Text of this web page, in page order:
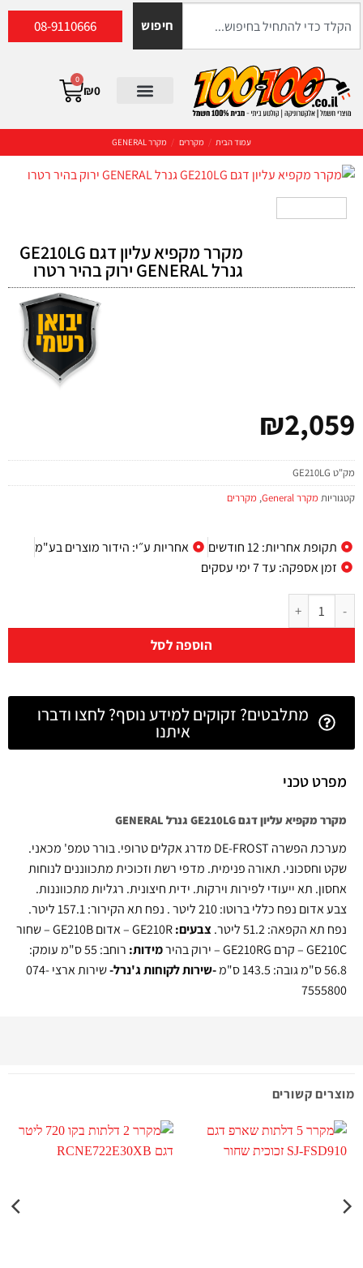
חיפוש 08-9110666
₪0
0
עמוד הבית / מקררים / מקרר GENERAL
מקרר מקפיא עליון דגם GE210LG
גנרל GENERAL ירוק בהיר רטרו
₪2,059
מק"ט GE210LG
קטגוריות מקרר General , מקררים
תקופת אחריות: 12 חודשים
אחריות ע״י: הידור מוצרים בע"מ
זמן אספקה: עד 7 ימי עסקים
הוספה לסל
מתלבטים? זקוקים למידע נוסף? לחצו ודברו
איתנו
מפרט טכני
מקרר מקפיא עליון דגם GE210LG גנרל GENERAL
מערכת הפשרה DE-FROST מדרג אקלים טרופי. בורר טמפ' מכאני.
שקט וחסכוני. תאורה פנימית. מדפי רשת וזכוכית מתכווננים לנוחות
אחסון. תא ייעודי לפירות וירקות. ידית חיצונית. רגליות מתכווננות.
צבע אדום נפח כללי ברוטו: 210 ליטר . נפח תא הקירור: 157.1 ליטר.
נפח תא הקפאה: 51.2 ליטר.
צבעים:
GE210R – אדום GE210B – שחור
GE210C – קרם GE210RG – ירוק בהיר
מידות:
רוחב: 55 ס"מ עומק:
56.8 ס"מ גובה: 143.5 ס"מ
-שירות לקוחות ג'נרל-
שירות ארצי 074-
7555800
מוצרים קשורים